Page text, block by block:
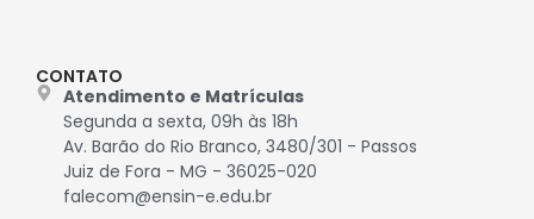
CONTATO
Atendimento e Matrículas
Segunda a sexta, 09h às 18h
Av. Barão do Rio Branco, 3480/301 - Passos
Juiz de Fora - MG - 36025-020
falecom@ensin-e.edu.br